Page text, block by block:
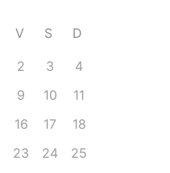
V S D
2 3
4
9 10
11
16 17
18
23 24
25